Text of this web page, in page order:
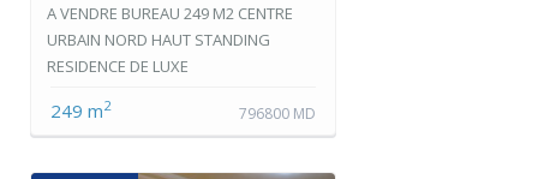
A VENDRE BUREAU 249 M2 CENTRE
URBAIN NORD HAUT STANDING
RESIDENCE DE LUXE
249 m2 796800 MD